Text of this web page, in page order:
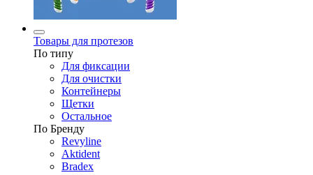
Товары для протезов
По типу
Для фиксации
Для очистки
Контейнеры
Щетки
Остальное
По Бренду
Revyline
Aktident
Bradex